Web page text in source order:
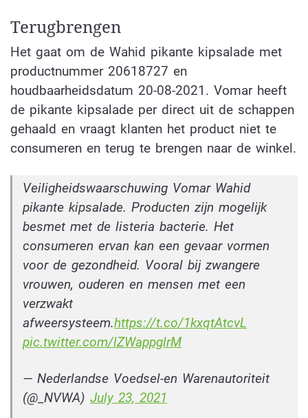
Terugbrengen
Het gaat om de Wahid pikante kipsalade met
productnummer 20618727 en
houdbaarheidsdatum 20-08-2021. Vomar heeft
de pikante kipsalade per direct uit de schappen
gehaald en vraagt klanten het product niet te
consumeren en terug te brengen naar de winkel.
Veiligheidswaarschuwing Vomar Wahid
pikante kipsalade. Producten zijn mogelijk
besmet met de listeria bacterie. Het
consumeren ervan kan een gevaar vormen
voor de gezondheid. Vooral bij zwangere
vrouwen, ouderen en mensen met een
verzwakt
afweersysteem.https://t.co/1kxqtAtcvL
pic.twitter.com/lZWappglrM
— Nederlandse Voedsel-en Warenautoriteit
(@_NVWA) July 23, 2021